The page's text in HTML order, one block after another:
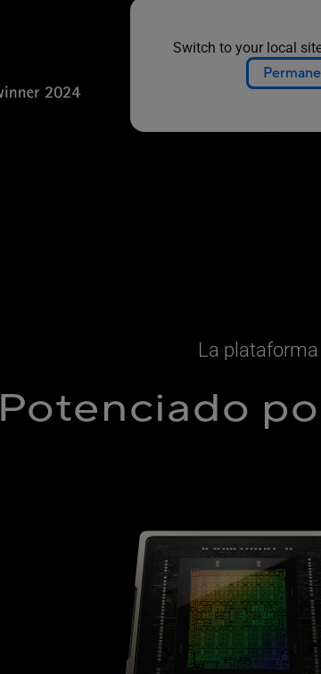
Switch to your local
La
Potenciado